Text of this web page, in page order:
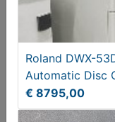
LAPTOP
Roland DWX-
Automatic Disc
€ 8795,00